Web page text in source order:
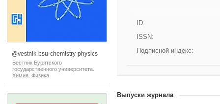
@vestnik-bsu-chemistry-physics
Вестник Бурятского
государственного университета.
Химия. Физика
ID:
ISSN:
Подписной индекс:
Выпуски журнала